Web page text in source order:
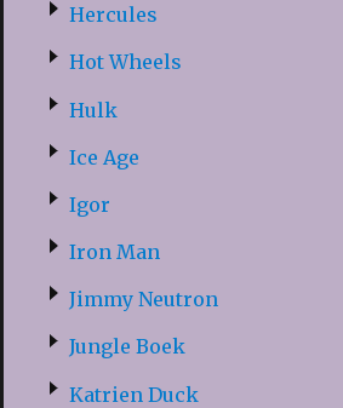
Hercules
Hot Wheels
Hulk
Ice Age
Igor
Iron Man
Jimmy Neutron
Jungle Boek
Katrien Duck